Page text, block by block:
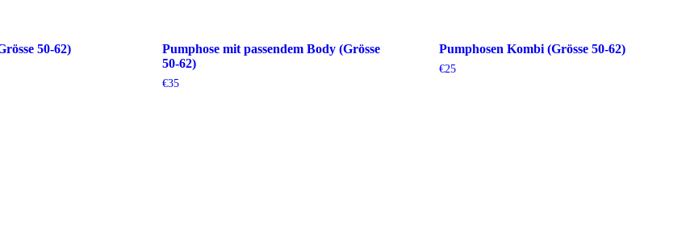
50-62)
Pumphose mit passendem Body (Grösse
50-62)
€35
Pumphosen Kombi (Grösse 50-62)
€25